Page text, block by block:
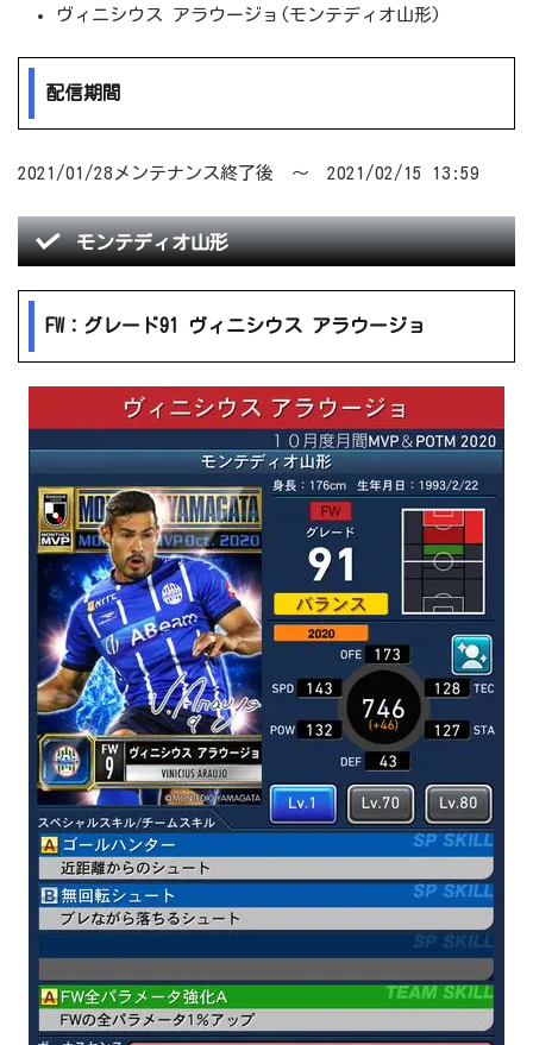
ヴィニシウス アラウージョ(モンテディオ山形)
配信期間
2021/01/28メンテナンス終了後 ～ 2021/02/15 13:59
モンテディオ山形
FW：グレード91 ヴィニシウス アラウージョ